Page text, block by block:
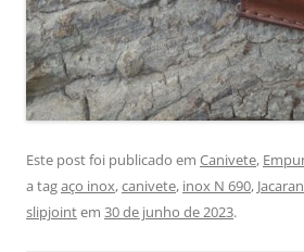
Este post foi publicado em Canivete,
a tagaço inox,canivete, inox N 690,
slipjointem 30 de junho de 2023.